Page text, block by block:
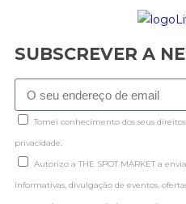
SUBSCREVER A
Tomei conhecimento dos seus
privacidade.
Autorizo a THE SPOT MARKET a
informativas, divulgação de eventos,